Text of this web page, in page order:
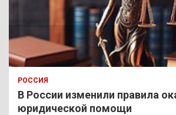
РОССИЯ
В России изменили правила
юридической помощи